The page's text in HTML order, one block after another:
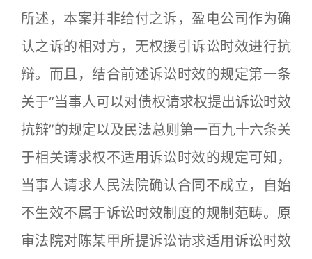
所述，本案并非给付之诉，盈电公司作为确
认之诉的相对方，无权援引诉讼时效进行抗
辩。而且，结合前述诉讼时效的规定第一条
关于“当事人可以对债权请求权提出诉讼时效
抗辩”的规定以及民法总则第一百九十六条关
于相关请求权不适用诉讼时效的规定可知，
当事人请求人民法院确认合同不成立，自始
不生效不属于诉讼时效制度的规制范畴。原
审法院对陈某甲所提诉讼请求适用诉讼时效